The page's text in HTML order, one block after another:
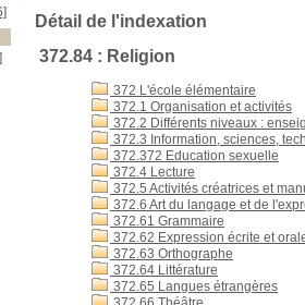
Détail de l'indexation
372.84 : Religion
372 L'école élémentaire
372.1 Organisation et activités
372.2 Différents niveaux :
372.3 Information, sciences,
372.372 Education sexuelle
372.4 Lecture
372.5 Activités créatrices et
372.6 Art du langage et de
372.61 Grammaire
372.62 Expression écrite et
372.63 Orthographe
372.64 Littérature
372.65 Langues étrangères